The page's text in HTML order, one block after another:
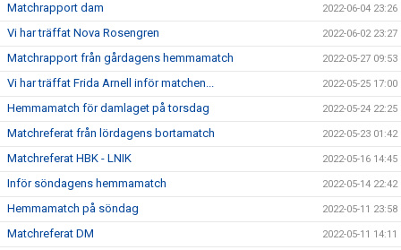
Matchrapport dam 2022-06-04 23:26
Vi har träffat Nova Rosengren 2022-06-02 23:27
Matchrapport från gårdagens hemmamatch 2022-05-27 09:53
Vi har träffat Frida Arnell inför matchen... 2022-05-25 17:00
Hemmamatch för damlaget på torsdag 2022-05-24 22:25
Matchreferat från lördagens bortamatch 2022-05-23 01:42
Matchreferat HBK - LNIK 2022-05-16 14:45
Inför söndagens hemmamatch 2022-05-14 22:42
Hemmamatch på söndag 2022-05-11 23:58
Matchreferat DM 2022-05-11 14:11